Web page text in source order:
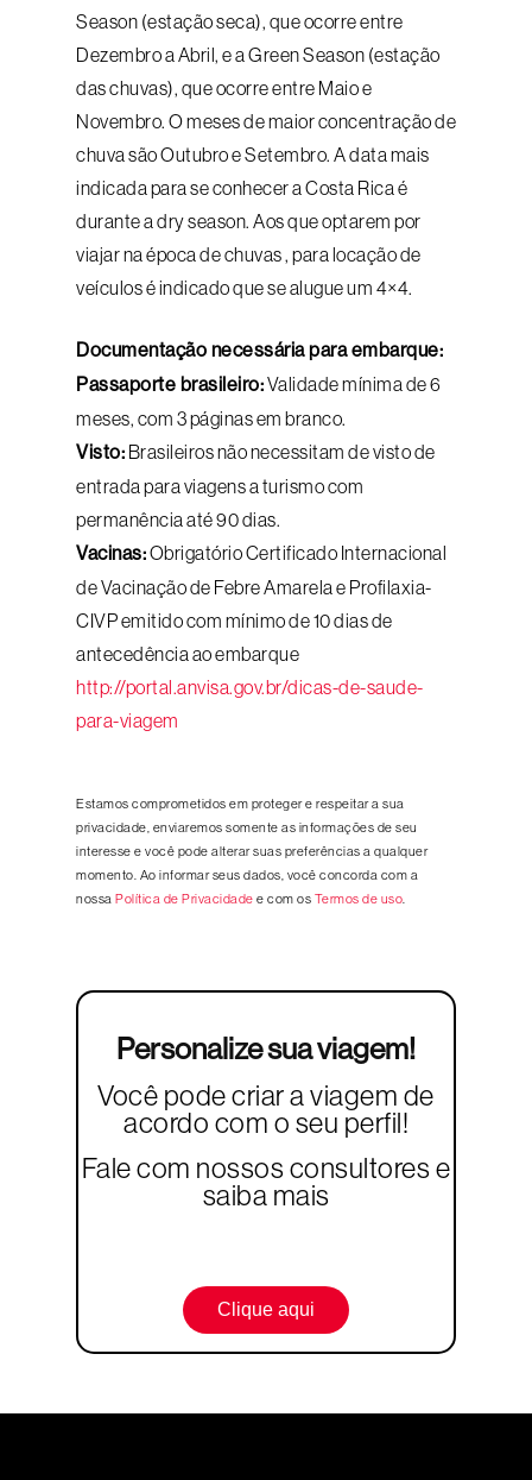
Season (estação seca), que ocorre entre
Dezembro a Abril, e a Green Season (estação
das chuvas), que ocorre entre Maio e
Novembro. O meses de maior concentração de
chuva são Outubro e Setembro. A data mais
indicada para se conhecer a Costa Rica é
durante a dry season. Aos que optarem por
viajar na época de chuvas , para locação de
veículos é indicado que se alugue um 4×4.
Documentação necessária para embarque:
Passaporte brasileiro:Validade mínima de 6
meses, com 3 páginas em branco.
Visto: Brasileiros não necessitam de visto de
entrada para viagens a turismo com
permanência até 90 dias.
Vacinas:Obrigatório Certificado Internacional
de Vacinação de Febre Amarela e Profilaxia-
CIVP emitido com mínimo de 10 dias de
antecedência ao embarque
http://portal.anvisa.gov.br/dicas-de-saude-
para-viagem
Estamos comprometidos em proteger e respeitar a sua
privacidade, enviaremos somente as informações de seu
interesse e você pode alterar suas preferências a qualquer
momento. Ao informar seus dados, você concorda com a
nossa Política de Privacidade e com os Termos de uso
Personalize sua viagem!
Você pode criar a viagem de
acordo com o seu perfil!
Fale com nossos consultores e
saiba mais
Clique aqui